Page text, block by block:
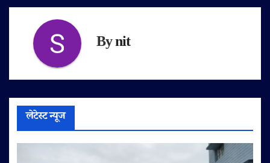
Bynit
लेटेस्ट न्यूज